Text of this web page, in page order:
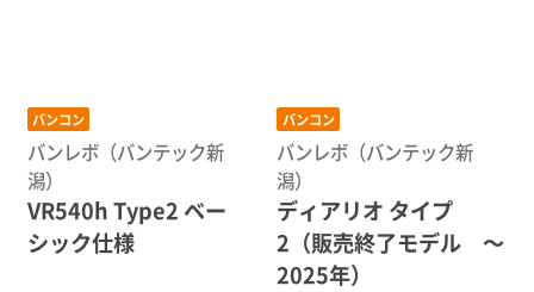
バンコン
バンレボ（バンテック新
潟）
VR540h Type2 ベー
シック仕様
バンコン
バンレボ（バンテック新
潟）
ディアリオ タイプ
2（販売終了モデル 〜
2025年）